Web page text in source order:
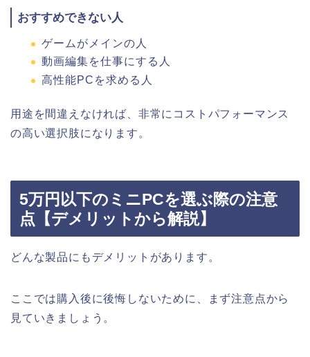
おすすめできない人
ゲームがメインの人
動画編集を仕事にする人
高性能PCを求める人
用途を間違えなければ、非常にコストパフォーマンス
の高い選択肢になります。
5万円以下のミニPCを選ぶ際の注意
点【デメリットから解説】
どんな製品にもデメリットがあります。
ここでは購入後に後悔しないために、まず注意点から
見ていきましょう。